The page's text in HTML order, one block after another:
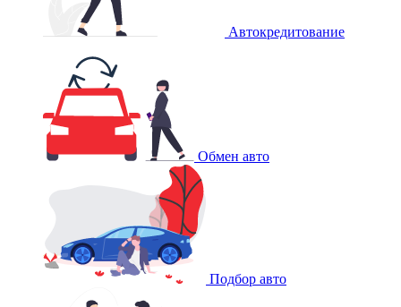
Автокредитование
Обмен авто
Подбор авто